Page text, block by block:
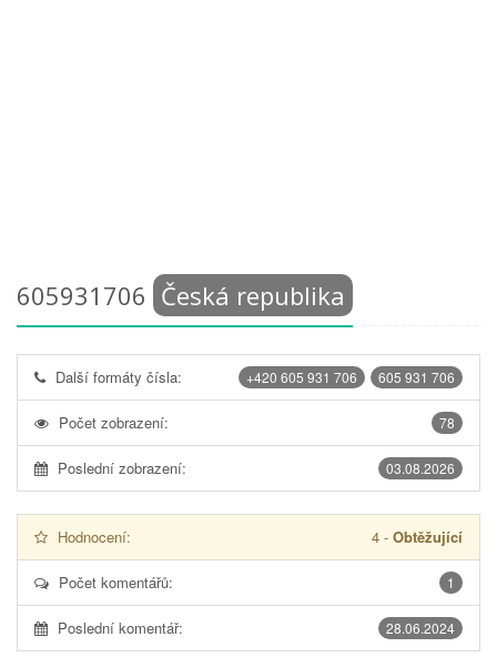
605931706 Česká republika
605 931 706
+420 605 931 706
Další formáty čísla:
78
Počet zobrazení:
03.08.2026
Poslední zobrazení:
Hodnocení: 4 - Obtěžující
1
Počet komentářů:
28.06.2024
Poslední komentář: